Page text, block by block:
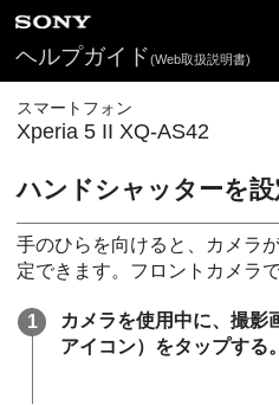
ヘルプガイド(Web取扱説明書)
スマートフォン
Xperia 5 II XQ-AS42
ハンドシャッターを設
手のひらを向けると、カメラ
定できます。フロントカメラ
カメラを使用中に、撮影
アイコン） をタップする。